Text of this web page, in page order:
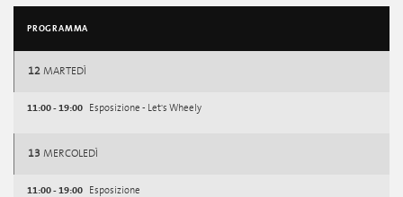
PROGRAMMA
12 MARTEDÌ
11:00 - 19:00 Esposizione - Let's Wheely
13 MERCOLEDÌ
11:00 - 19:00 Esposizione